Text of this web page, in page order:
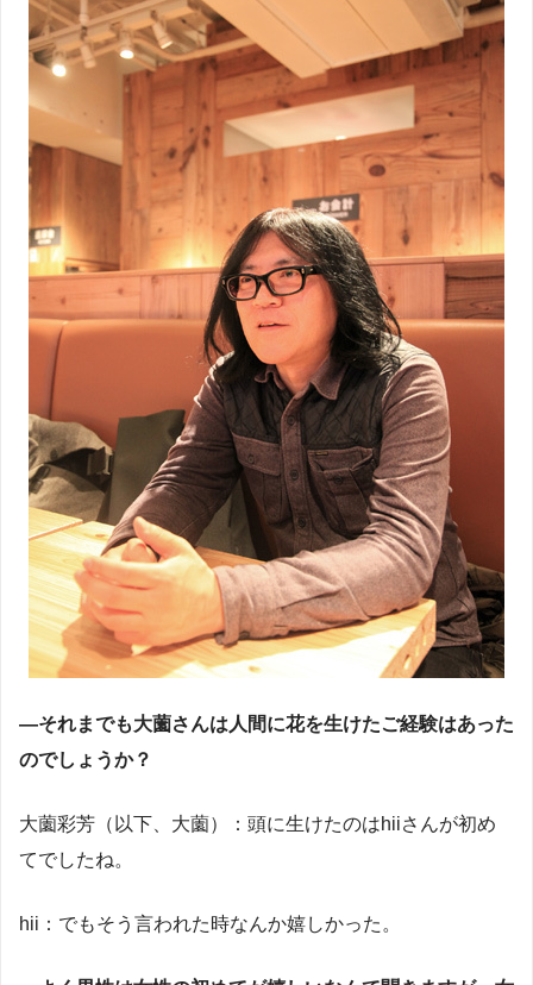
―それまでも大薗さんは人間に花を生けたご経験はあった
のでしょうか？
大薗彩芳（以下、大薗）：頭に生けたのはhiiさんが初め
てでしたね。
hii：でもそう言われた時なんか嬉しかった。